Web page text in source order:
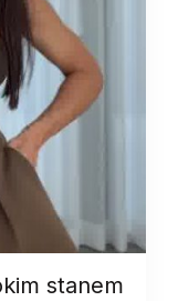
stanem